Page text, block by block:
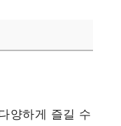
양하게 즐길 수